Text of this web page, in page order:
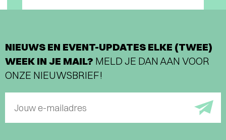
NIEUWS EN EVENT-UPDATES ELKE (TWEE)
WEEK IN JE MAIL? MELD JE DAN AAN VOOR
ONZE NIEUWSBRIEF!
Jouw e-mailadres